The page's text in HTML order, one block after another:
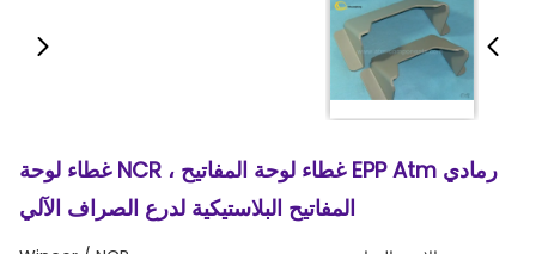
رمادي EPP Atm غطاء لوحة المفاتيح ، NCR غطاء لوحة
المفاتيح البلاستيكية لدرع الصراف الآلي